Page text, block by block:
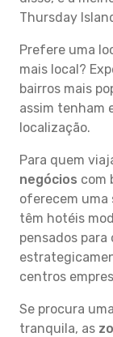
Thursday
Prefere uma
mais local?
bairros mais
assim tenham
localização.
Para quem
negócios com
oferecem uma
têm hotéis
pensados
centros
Se procura
tranquila, as